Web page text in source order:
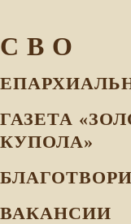
С В О
ГАЗЕТА
КУПОЛА»
ВАКАНСИИ